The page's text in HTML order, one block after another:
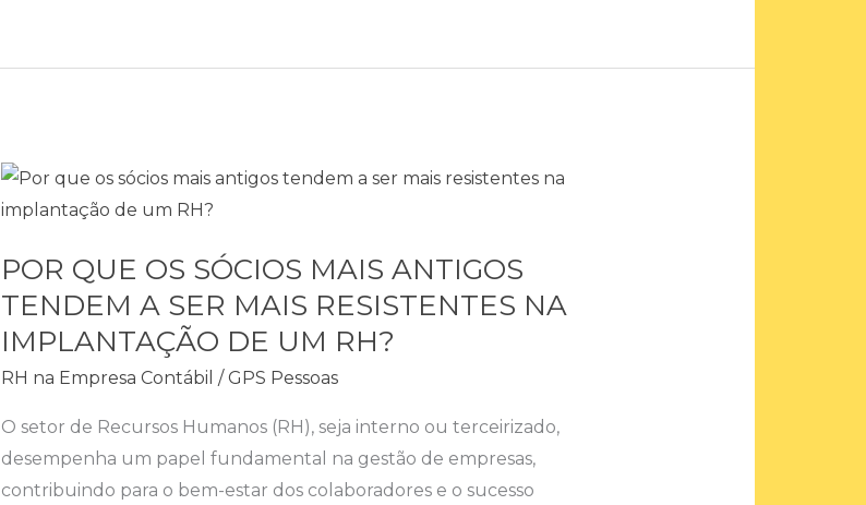
POR QUE OS SÓCIOS MAIS ANTIGOS
TENDEM A SER MAIS RESISTENTES NA
IMPLANTAÇÃO DE UM RH?
RH na Empresa Contábil /GPS Pessoas
O setor de Recursos Humanos (RH), seja interno ou terceirizado,
desempenha um papel fundamental na gestão de empresas,
contribuindo para o bem-estar dos colaboradores e o sucesso
POR
QUE
SÓCIOS
MAIS
ANTIGOS
TENDEM
SER
MAIS
RESISTENTES